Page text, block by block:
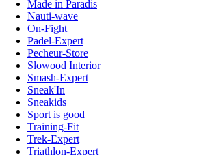
Made in Paradis
Nauti-wave
On-Fight
Padel-Expert
Pecheur-Store
Slowood Interior
Smash-Expert
Sneak'In
Sneakids
Sport is good
Training-Fit
Trek-Expert
Triathlon-Expert